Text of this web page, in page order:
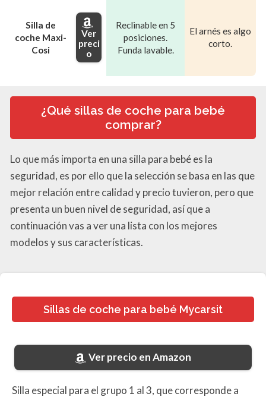
Silla de
coche Maxi-
Cosi
Ver
preci
o
Reclinable en 5
posiciones.
Funda lavable.
El arnés es algo
corto.
¿Qué sillas de coche para bebé
comprar?
Lo que más importa en una silla para bebé es la
seguridad, es por ello que la selección se basa en las que
mejor relación entre calidad y precio tuvieron, pero que
presenta un buen nivel de seguridad, así que a
continuación vas a ver una lista con los mejores
modelos y sus características.
Sillas de coche para bebé Mycarsit
Ver precio en Amazon
Silla especial para el grupo 1 al 3, que corresponde a